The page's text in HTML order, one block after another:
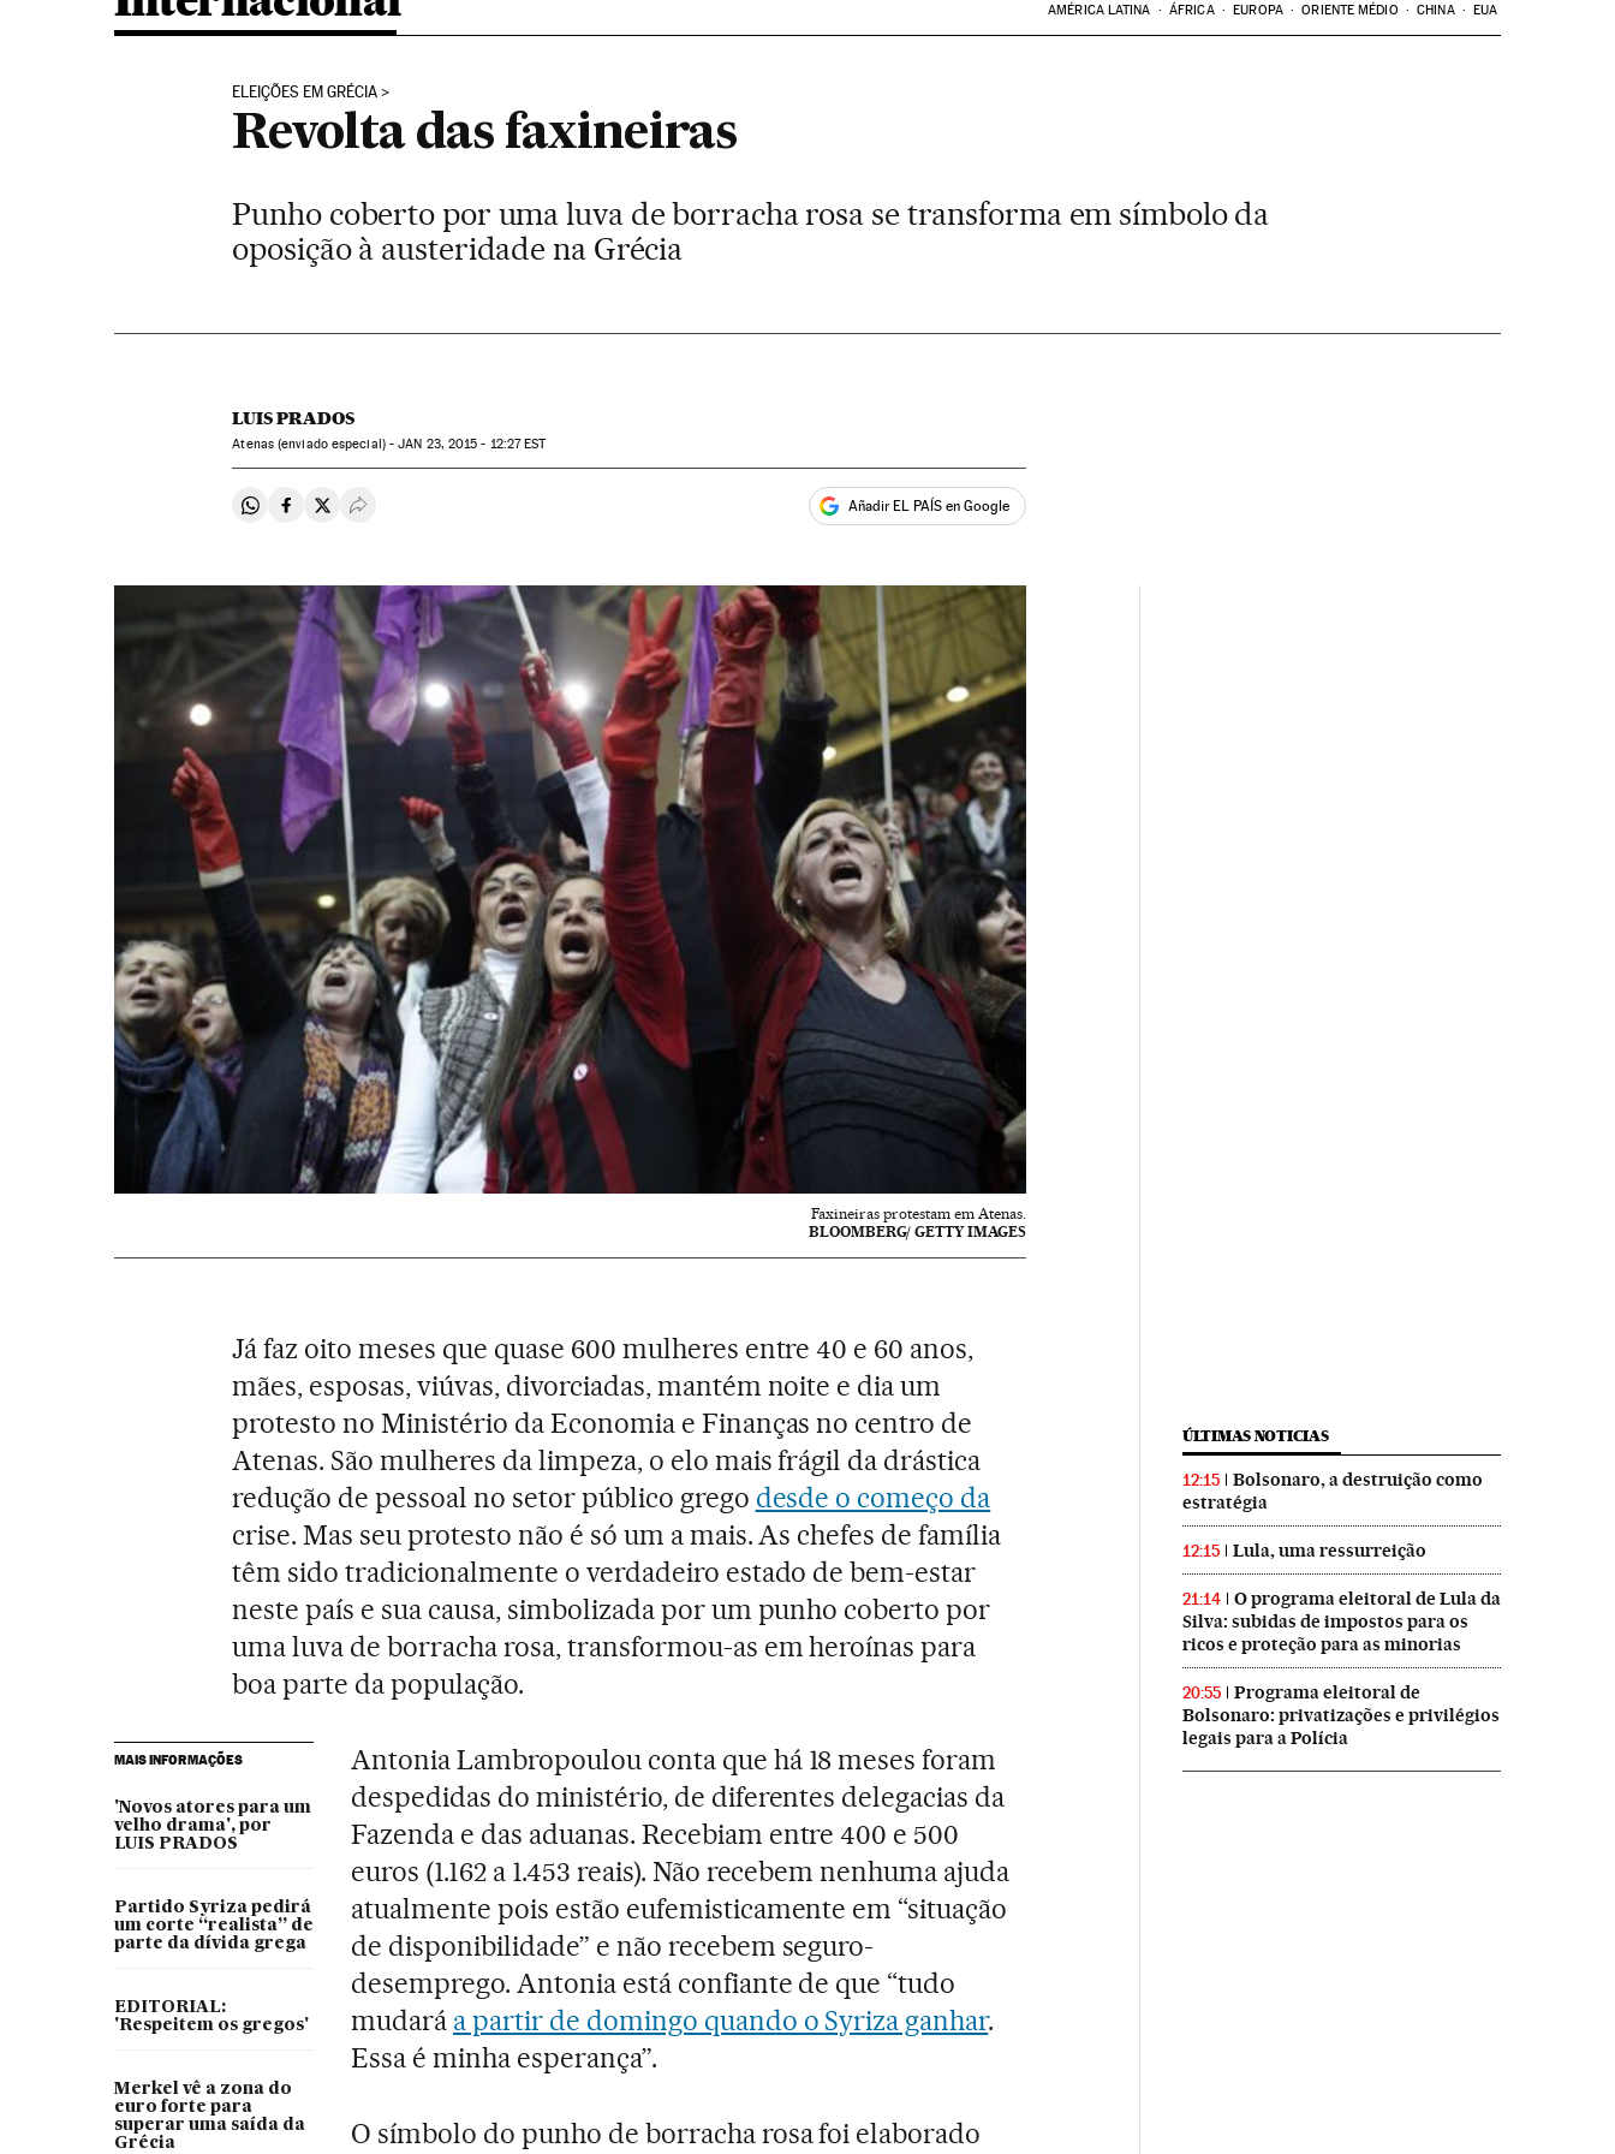
AMÉRICA LATINA ÁFRICA EUROPA ORIENTE MÉDIO CHINA EUA
ELEIÇÕES EM GRÉCIA
Revolta das faxineiras
Punho coberto por uma luva de borracha rosa se transforma em símbolo da
oposição à austeridade na Grécia
LUIS PRADOS
Atenas (enviado especial) -JAN 23, 2015 - 12:27EST
Compartir en Whatsapp
Compartir en Facebook
Compartir en Twitter
Desplegar Redes Sociales Añadir EL PAÍS en Google
Faxineiras protestam em Atenas.
BLOOMBERG/ GETTY IMAGES
Já faz oito meses que quase 600 mulheres entre 40 e 60 anos,
mães, esposas, viúvas, divorciadas, mantém noite e dia um
protesto no Ministério da Economia e Finanças no centro de
Atenas. São mulheres da limpeza, o elo mais frágil da drástica
redução de pessoal no setor público grego desde o começo da
crise. Mas seu protesto não é só um a mais. As chefes de família
têm sido tradicionalmente o verdadeiro estado de bem-estar
neste país e sua causa, simbolizada por um punho coberto por
uma luva de borracha rosa, transformou-as em heroínas para
boa parte da população.
MAIS INFORMAÇÕES
'Novos atores para um
velho drama', por
LUIS PRADOS
Partido Syriza pedirá
um corte “realista” de
parte da dívida grega
EDITORIAL:
'Respeitem os gregos'
Merkel vê a zona do
euro forte para
superar uma saída da
Grécia
Antonia Lambropoulou conta que há 18 meses foram
despedidas do ministério, de diferentes delegacias da
Fazenda e das aduanas. Recebiam entre 400 e 500
euros (1.162 a 1.453 reais). Não recebem nenhuma ajuda
atualmente pois estão eufemisticamente em “situação
de disponibilidade” e não recebem seguro-
desemprego. Antonia está confiante de que “tudo
mudará a partir de domingo quando o Syriza ganhar.
Essa é minha esperança”.
O símbolo do punho de borracha rosa foi elaborado
ÚLTIMAS NOTICIAS
12:15
Bolsonaro, a destruição como
estratégia
12:15 Lula, uma ressurreição
21:14
O programa eleitoral de Lula da
Silva: subidas de impostos para os
ricos e proteção para as minorias
20:55
Programa eleitoral de
Bolsonaro: privatizações e privilégios
legais para a Polícia